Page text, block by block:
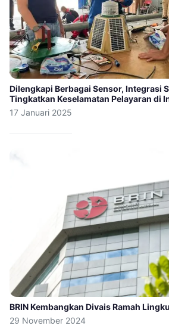
Dilengkapi Berbagai Sensor, Integrasi
Tingkatkan Keselamatan Pelayaran di
17 Januari 2025
BRIN Kembangkan Divais Ramah
29 November 2024